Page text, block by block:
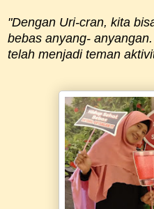
"Dengan Uri-cran, kita
bebas anyang-
telah menjadi teman